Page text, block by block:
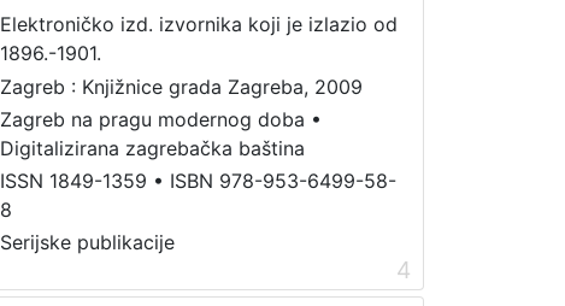
Elektroničko izd. izvornika koji je izlazio od
1896.-1901.
Zagreb : Knjižnice grada Zagreba, 2009
Zagreb na pragu modernog doba •
Digitalizirana zagrebačka baština
ISSN 1849-1359 • ISBN 978-953-6499-58-
8
Serijske publikacije
4